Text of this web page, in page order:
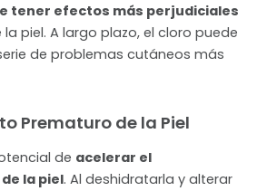
tener efectos más perjudiciales
piel. A largo plazo, el cloro puede
de problemas cutáneos más
Prematuro de la Piel
de acelerar el
la piel. Al deshidratarla y alterar